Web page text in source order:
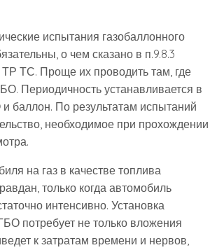
испытания газобаллонного
о чем сказано в п.9.8.3
ТС. Проще их проводить там, где
Периодичность устанавливается в
баллон. По результатам испытаний
необходимое при прохождении
на газ в качестве топлива
только когда автомобиль
интенсивно. Установка
потребует не только вложения
к затратам времени и нервов,